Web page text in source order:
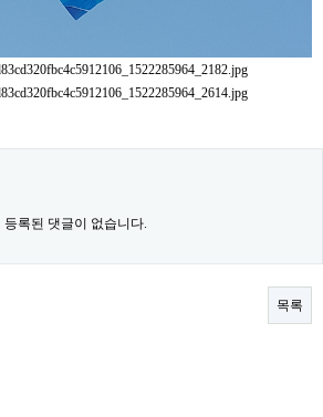
등록된 댓글이 없습니다.
목록